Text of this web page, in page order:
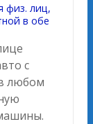
физ. лиц,
в обе
с
любом